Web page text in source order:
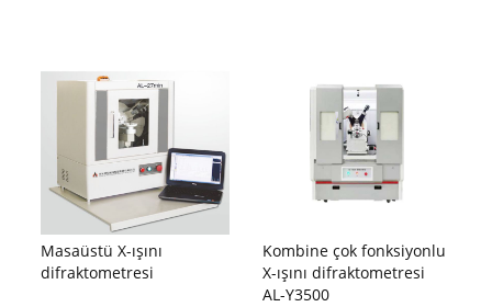
Masaüstü X-ışını
difraktometresi
Kombine çok fonksiyonlu
X-ışını difraktometresi
AL-Y3500